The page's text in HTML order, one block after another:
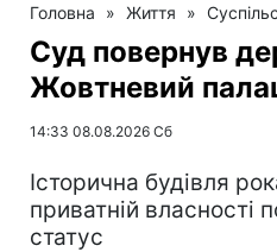
Головна » Життя »
Суд повернув
Жовтневий
14:33 08.08.2026 Сб
Історична будівля
приватній власності
статус